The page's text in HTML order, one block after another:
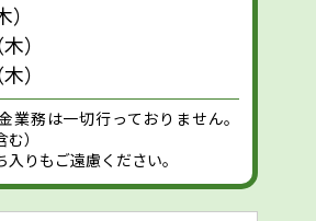
）
）
業務は一切行っておりません。
）
りもご遠慮ください。